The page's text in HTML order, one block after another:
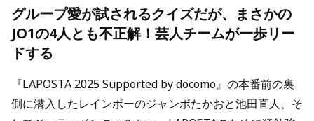
グループ愛が試されるクイズだが、まさかの
JO1の4人とも不正解！芸人チームが一歩リー
ドする
『LAPOSTA 2025 Supported by docomo』の本番前の裏
側に潜入したレインボーのジャンボたかおと池田直人、そ